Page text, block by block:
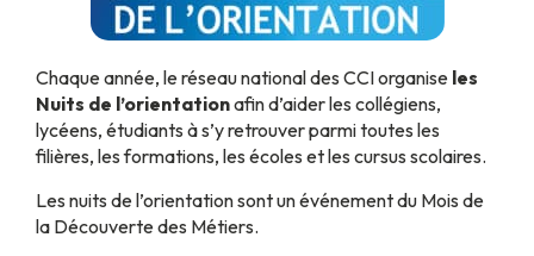
Chaque année, le réseau national des CCI organise les
Nuits de l’orientationafin d’aider les collégiens,
lycéens, étudiants à s’y retrouver parmi toutes les
filières, les formations, les écoles et les cursus scolaires.
Les nuits de l’orientation sont un événement du Mois de
la Découverte des Métiers.